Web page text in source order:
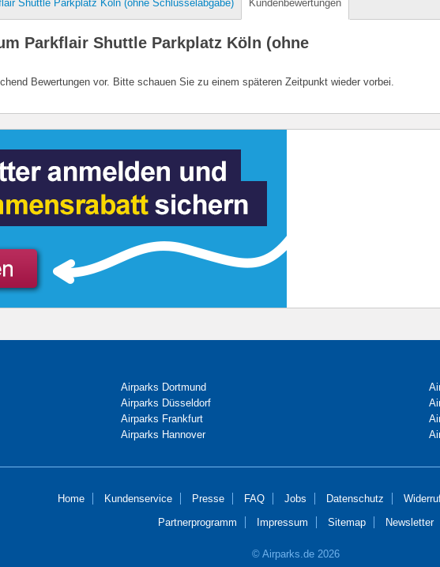
Shuttle Parkplatz Köln (ohne Schlüsselabgabe) Kundenbewertungen
Parkflair Shuttle Parkplatz Köln (ohne
Bewertungen vor. Bitte schauen Sie zu einem späteren Zeitpunkt wieder vorbei.
Airparks Dortmund
Airparks Düsseldorf
Airparks Frankfurt
Airparks Hannover
Home Kundenservice Presse FAQ Jobs Datenschutz
Partnerprogramm
Impressum Sitemap Newsletter
© Airparks.de 2026